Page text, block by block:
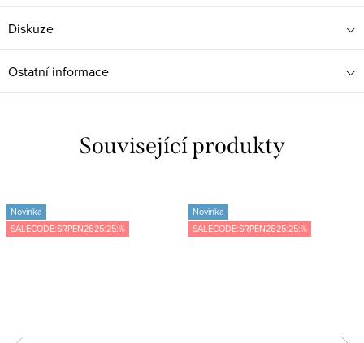
Diskuze
Ostatní informace
Související produkty
Novinka
SALECODE:SRPEN2625:25:%
Novinka
SALECODE:SRPEN2625:25:%